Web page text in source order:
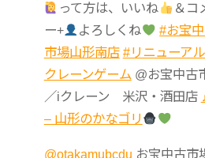
って方は、いいね
＆
ー+
よろしくね #お宝
市場山形南店 #リニューア
クレーンゲーム @お宝中
／iクレーン 米沢・酒田店
– 山形のかなゴリ
@otakamubcdu お宝中古市